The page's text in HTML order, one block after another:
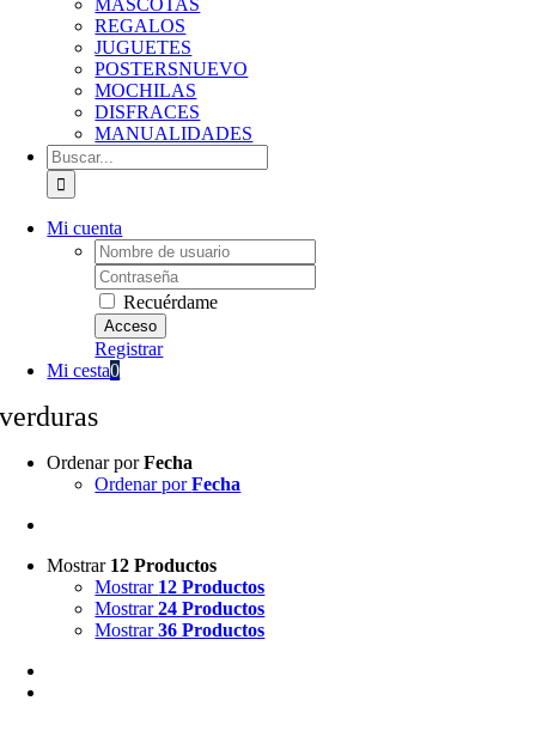
MASCOTAS
REGALOS
JUGUETES
POSTERSNUEVO
MOCHILAS
DISFRACES
MANUALIDADES
Buscar:
Mi cuenta
Username:
Password:
Recuérdame
Registrar
Mi cesta0
verduras
Ordenar porFecha
Ordenar porFecha
Mostrar 12 Productos
Mostrar 12 Productos
Mostrar24 Productos
Mostrar36 Productos